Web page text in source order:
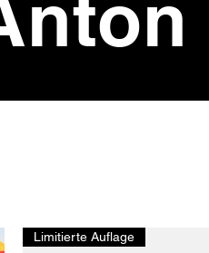
Limitierte Auflage